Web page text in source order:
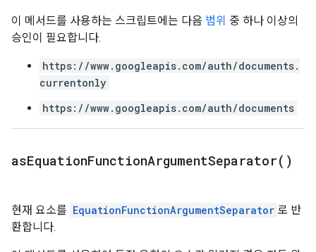
이 메서드를 사용하는 스크립트에는 다음 범위 중 하나 이상의
승인이 필요합니다.
https://www.googleapis.com/auth/documents.
currentonly
https://www.googleapis.com/auth/documents
asEquationFunctionArgumentSeparator( )
현재 요소를 EquationFunctionArgumentSeparator 로 반
환합니다.